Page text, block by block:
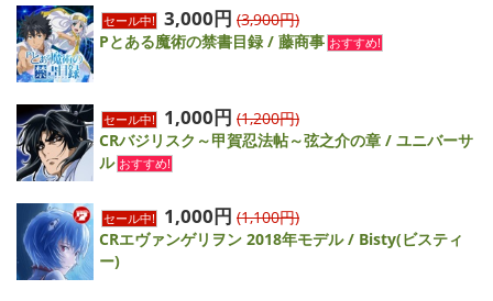
セール中! 3,000円 (3,900円)
Pとある魔術の禁書目録 / 藤商事 おすすめ!
セール中! 1,000円 (1,200円)
CRバジリスク～甲賀忍法帖～弦之介の章 / ユニバーサ
ル おすすめ!
セール中! 1,000円 (1,100円)
CRエヴァンゲリヲン 2018年モデル / Bisty(ビスティ
ー)